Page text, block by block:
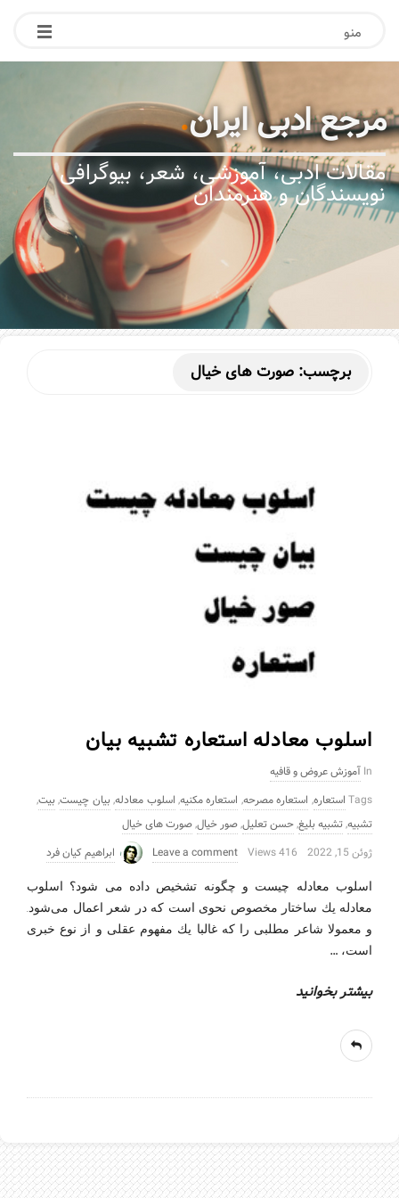
منو
مرجع ادبی ایران.
مقالات ادبی، آموزشی، شعر، بیوگرافی
نویسندگان و هنرمندان
برچسب: صورت های خیال
اسلوب معادله استعاره تشبیه بیان
In آموزش عروض و قافیه
Tags استعاره, استعاره مصرحه, استعاره مکنیه, اسلوب معادله,بیان چیست,بیت,
تشبیه,تشبیه بلیغ,حسن تعلیل,صور خیال,صورت های خیال
ژوئن 15, 2022
416 Views
Leave a comment ابراهیم کیان فرد
اسلوب معادله چیست و چگونه تشخیص داده می شود؟ اسلوب
معادله یك ساختار مخصوص نحوی است كه در شعر اعمال می‌شود.
و معمولا شاعر مطلبی را كه غالبا یك مفهوم عقلی و از نوع خبری
است، …
بیشتر بخوانید